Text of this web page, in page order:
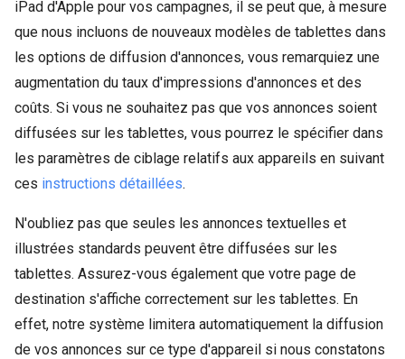
iPad d'Apple pour vos campagnes, il se peut que, à mesure
que nous incluons de nouveaux modèles de tablettes dans
les options de diffusion d'annonces, vous remarquiez une
augmentation du taux d'impressions d'annonces et des
coûts. Si vous ne souhaitez pas que vos annonces soient
diffusées sur les tablettes, vous pourrez le spécifier dans
les paramètres de ciblage relatifs aux appareils en suivant
ces instructions détaillées.
N'oubliez pas que seules les annonces textuelles et
illustrées standards peuvent être diffusées sur les
tablettes. Assurez-vous également que votre page de
destination s'affiche correctement sur les tablettes. En
effet, notre système limitera automatiquement la diffusion
de vos annonces sur ce type d'appareil si nous constatons